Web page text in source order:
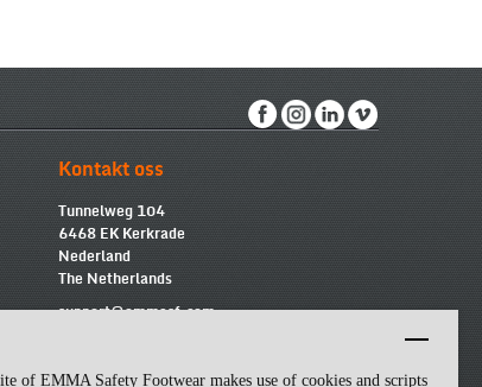
of EMMA Safety Footwear makes use of cookies and scripts
Kontakt oss
Tunnelweg 104
6468 EK Kerkrade
Nederland
The Netherlands
support@emmasf.com